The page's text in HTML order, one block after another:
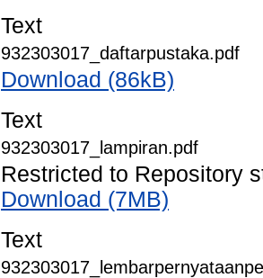
Text
932303017_daftarpustaka.pdf
Download (86kB)
Text
932303017_lampiran.pdf
Restricted to Repository
Download (7MB)
Text